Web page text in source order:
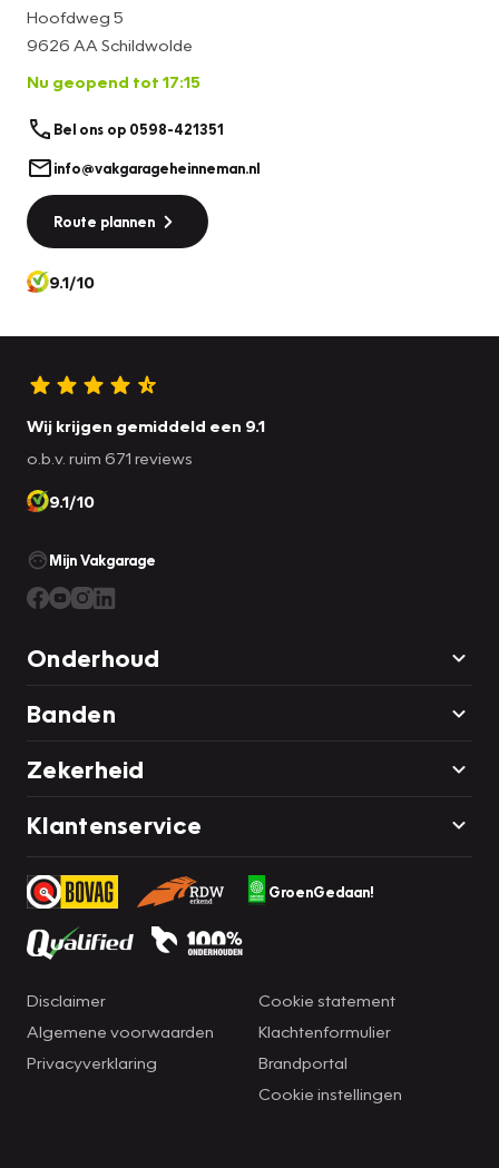
Hoofdweg 5
9626 AA Schildwolde
Nu geopend tot 17:15
Bel ons op 0598-421351
info@vakgarageheinneman.nl
Route plannen
9.1/10
Wij krijgen gemiddeld een 9.1
o.b.v. ruim 671 reviews
9.1/10
Mijn Vakgarage
Onderhoud
Banden
Zekerheid
Klantenservice
GroenGedaan!
Disclaimer
Algemene voorwaarden
Privacyverklaring
Cookie statement
Klachtenformulier
Brandportal
Cookie instellingen